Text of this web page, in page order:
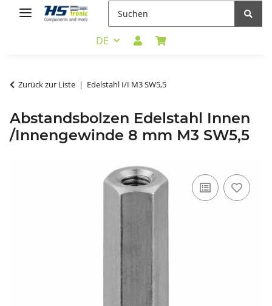
DE
Zurück zur Liste Edelstahl I/I M3 SW5,5
Abstandsbolzen Edelstahl Innen
/Innengewinde 8 mm M3 SW5,5